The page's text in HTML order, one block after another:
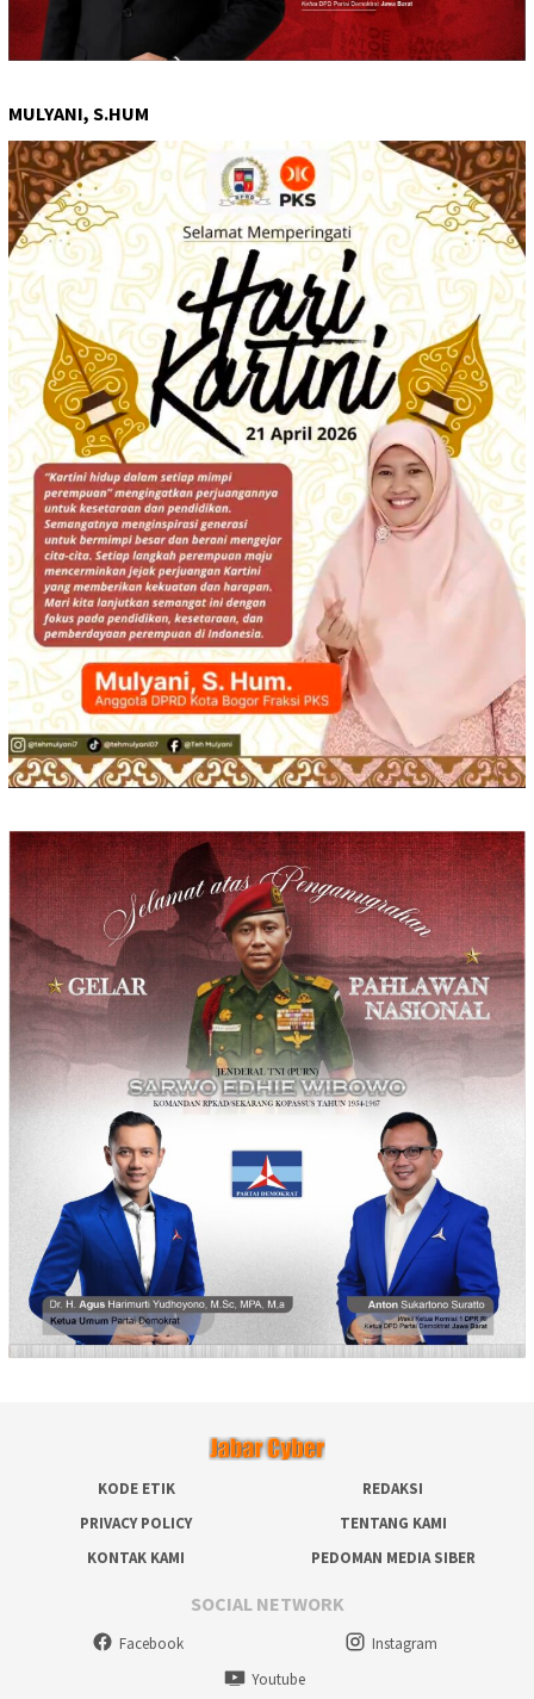
MULYANI, S.HUM
KODE ETIK
REDAKSI
PRIVACY POLICY
TENTANG KAMI
KONTAK KAMI
PEDOMAN MEDIA SIBER
SOCIAL NETWORK
Facebook
Instagram
Youtube